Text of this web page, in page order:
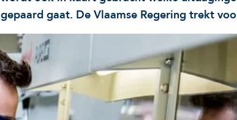
gepaard gaat. De Vlaamse Regering trekt